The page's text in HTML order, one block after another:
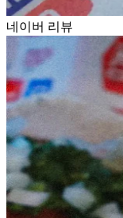
네이버 리뷰